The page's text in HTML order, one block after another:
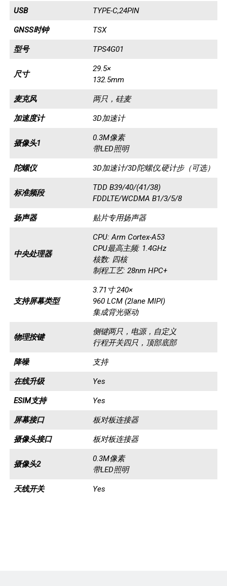
USB TYPE-C,24PIN
GNSS时钟 TSX
型号 TPS4G01
尺寸
29.5×
132.5mm
麦克风 两只，硅麦
加速度计 3D加速计
摄像头1
0.3M像素
带LED照明
陀螺仪 3D加速计/3D陀螺仪,硬计步（可选）
标准频段
TDD B39/40/(41/38)
FDDLTE/WCDMA B1/3/5/8
扬声器 贴片专用扬声器
中央处理器
CPU: Arm Cortex-A53
CPU最高主频: 1.4GHz
核数: 四核
制程工艺: 28nm HPC+
支持屏幕类型
3.71寸 240×
960 LCM (2lane MIPI)
集成背光驱动
物理按键
侧键两只，电源，自定义
行程开关四只，顶部底部
降噪 支持
在线升级 Yes
ESIM支持 Yes
屏幕接口 板对板连接器
摄像头接口 板对板连接器
摄像头2
0.3M像素
带LED照明
天线开关 Yes